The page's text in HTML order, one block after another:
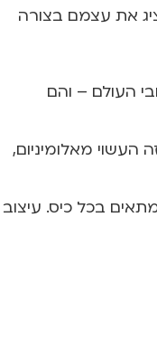
את עצמם בצורה
העולם – והם
העשוי מאלומיניום,
מתאים בכל כיס. עיצוב